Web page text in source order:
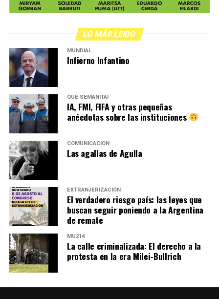
LO MÁS LEIDO
MUNDIAL
Infierno Infantino
QUÉ SEMANITA!
IA, FMI, FIFA y otras pequeñas
anécdotas sobre las instituciones
COMUNICACIÓN
Las agallas de Agulla
EXTRANJERIZACIÓN
El verdadero riesgo país: las leyes que
buscan seguir poniendo a la Argentina
de remate
MU214
La calle criminalizada: El derecho a la
protesta en la era Milei-Bullrich